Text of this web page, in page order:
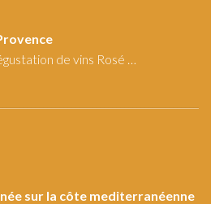
de vins Rosé …
sur la côte mediterranéenne